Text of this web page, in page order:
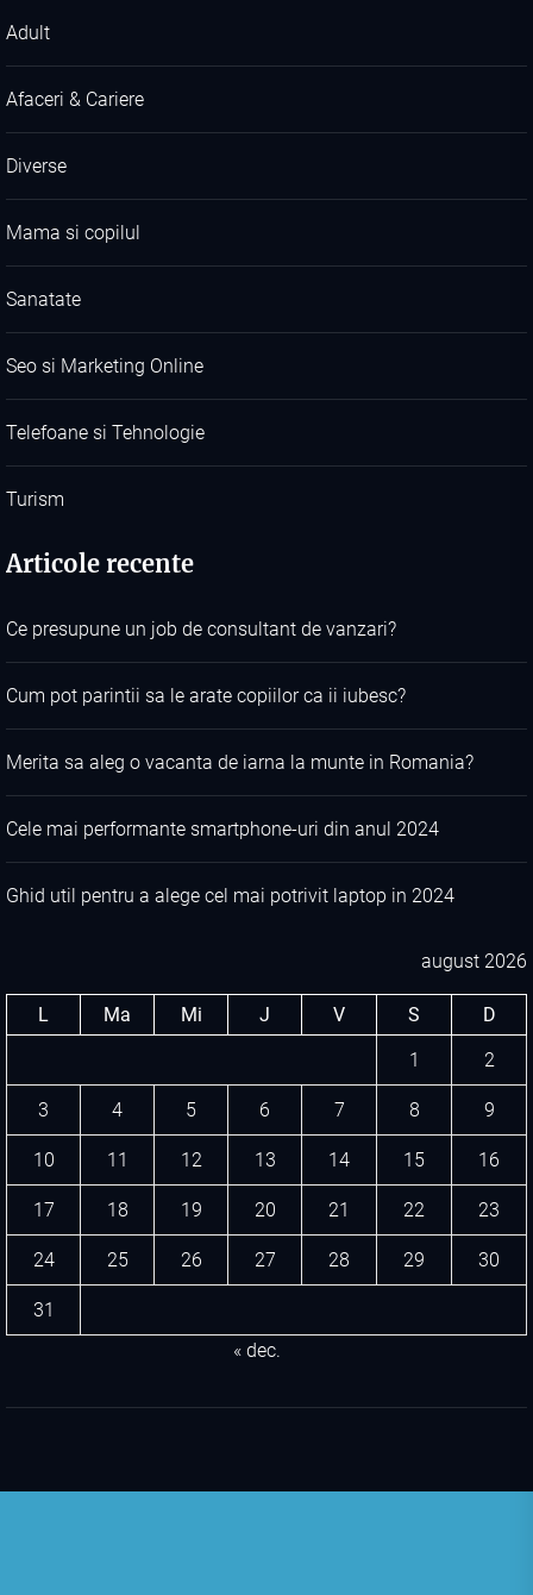
Adult
Afaceri & Cariere
Diverse
Mama si copilul
Sanatate
Seo si Marketing Online
Telefoane si Tehnologie
Turism
Articole recente
Ce presupune un job de consultant de vanzari?
Cum pot parintii sa le arate copiilor ca ii iubesc?
Merita sa aleg o vacanta de iarna la munte in Romania?
Cele mai performante smartphone-uri din anul 2024
Ghid util pentru a alege cel mai potrivit laptop in 2024
august 2026
L Ma Mi J V S
D
1
2
3 4 5 6 7 8 9
10 11 12 13 14 15 16
17 18 19 20 21 22 23
24 25 26 27 28 29 30
31
« dec.